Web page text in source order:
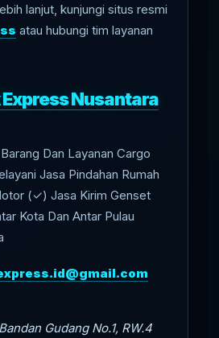
lanjut, kunjungi situs resmi
atau hubungi tim layanan
Nusantara
Dan Layanan Cargo
Jasa Pindahan Rumah
(✓) Jasa Kirim Genset
Kota Dan Antar Pulau
Gudang No.1, RW.4